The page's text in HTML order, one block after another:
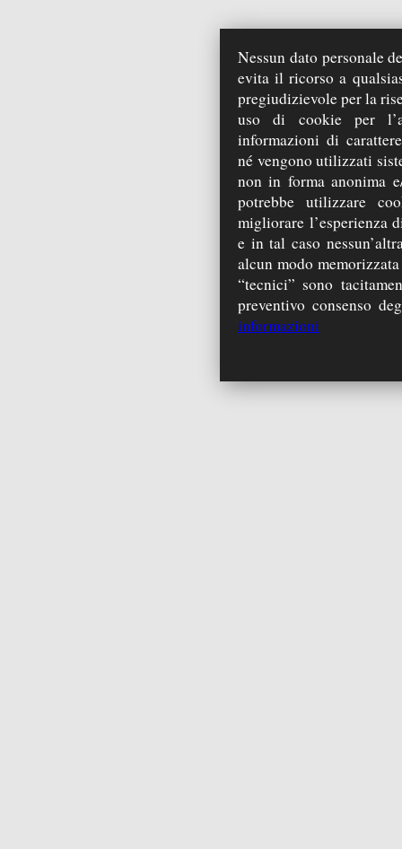
Nessun dato personale
evita il ricorso a
pregiudizievole per la
uso di cookie per
informazioni di
né vengono utilizzati
non in forma anonima
potrebbe utilizzare
migliorare l’esperienza
e in tal caso
alcun modo
“tecnici” sono
preventivo consenso
informazioni